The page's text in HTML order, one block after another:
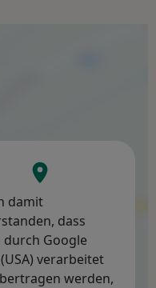
Fr,
14 Aug
damit
dass
durch Google
verarbeitet
werden,